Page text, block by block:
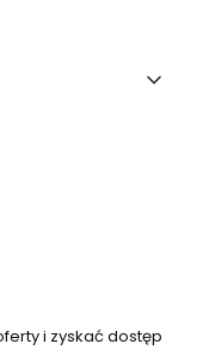
i zyskać dostęp